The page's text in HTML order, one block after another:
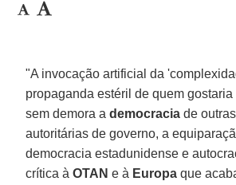
"A invocação artificial da
propaganda estéril de quem
sem demora ademocracia de
autoritárias de governo, a
democracia estadunidense e
crítica àOTAN e à Europa que